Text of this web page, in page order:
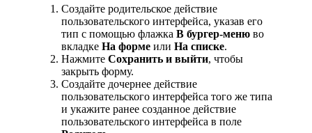
Создайте родительское действие
пользовательского интерфейса, указав его
тип с помощью флажка В бургер-меню во
вкладке На форме или На списке.
Нажмите Сохранить и выйти, чтобы
закрыть форму.
Создайте дочернее действие
пользовательского интерфейса того же типа
и укажите ранее созданное действие
пользовательского интерфейса в поле